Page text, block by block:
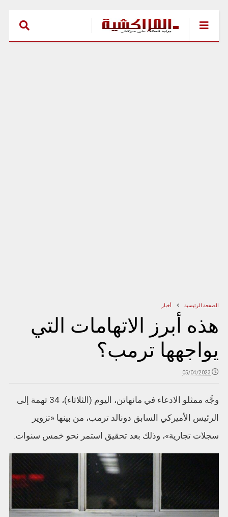
الصفحة الرئيسية أخبار
هذه أبرز الاتهامات التي
يواجهها ترمب؟
05/04/2023
وجَّه ممثلو الادعاء في مانهاتن، اليوم (الثلاثاء)، 34 تهمة إلى
الرئيس الأميركي السابق دونالد ترمب، من بينها «تزوير
سجلات تجارية»، وذلك بعد تحقيق استمر نحو خمس سنوات.